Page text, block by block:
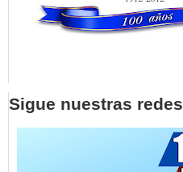
Sigue nuestras redes